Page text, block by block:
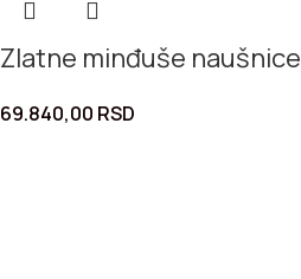
Zlatne minđuše naušnice
69.840,00 RSD